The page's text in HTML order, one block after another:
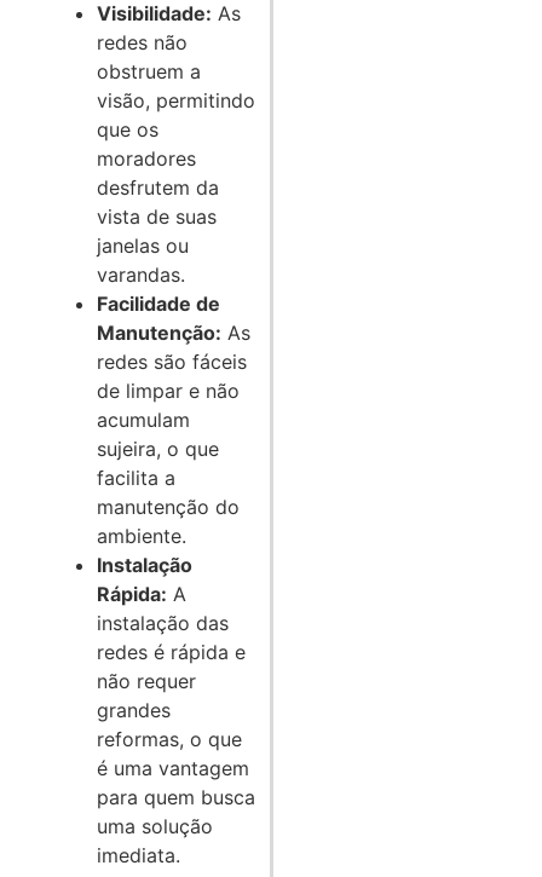
Visibilidade: As
redes não
obstruem a
visão, permitindo
que os
moradores
desfrutem da
vista de suas
janelas ou
varandas.
Facilidade de
Manutenção: As
redes são fáceis
de limpar e não
acumulam
sujeira, o que
facilita a
manutenção do
ambiente.
Instalação
Rápida: A
instalação das
redes é rápida e
não requer
grandes
reformas, o que
é uma vantagem
para quem busca
uma solução
imediata.